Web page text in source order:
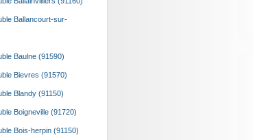
Ballancourt-sur-
Baulne (91590)
Bievres (91570)
Blandy (91150)
Boigneville (91720)
Bois-herpin (91150)